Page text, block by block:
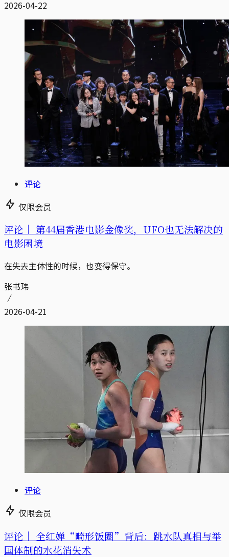
2026-04-22
评论
仅限会员
评论｜ 第44届香港电影金像奖，UFO也无法解决的
电影困境
在失去主体性的时候，也变得保守。
张书玮
2026-04-21
评论
仅限会员
评论｜ 全红婵“畸形饭圈”背后：跳水队真相与举
国体制的水花消失术